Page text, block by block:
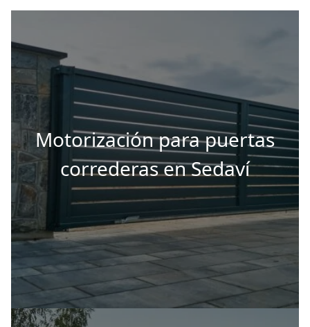
Motorización para puertas
correderas en Sedaví